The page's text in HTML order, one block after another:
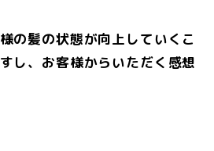
の髪の状態が向上していくこ
し、お客様からいただく感想